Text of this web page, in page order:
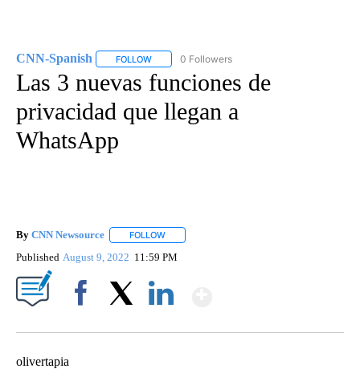
CNN-Spanish FOLLOW FOLLOW "CNN-SPANISH" TO RECEIVE
0 Followers
Las 3 nuevas funciones de
privacidad que llegan a
WhatsApp
By CNN Newsource FOLLOW
Published August 9, 2022 11:59 PM
olivertapia